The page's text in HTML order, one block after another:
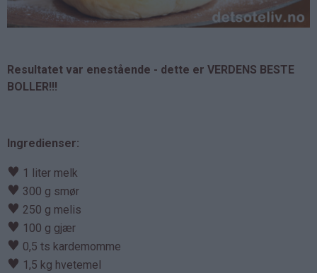
Resultatet var enestående - dette er VERDENS BESTE
BOLLER!!!
Ingredienser:
♥ 1 liter melk
♥ 300 g smør
♥ 250 g melis
♥ 100 g gjær
♥ 0,5 ts kardemomme
♥ 1,5 kg hvetemel